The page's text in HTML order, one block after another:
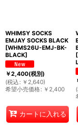
WHIMSY SOCKS
EMJAY SOCKS BLACK
[WHMS26U-EMJ-BK-
BLACK]
￥2,400(税別)
(税込 : ￥ 2,640)
希望小売価格: ￥ 2,400
カートに入れる
[
(